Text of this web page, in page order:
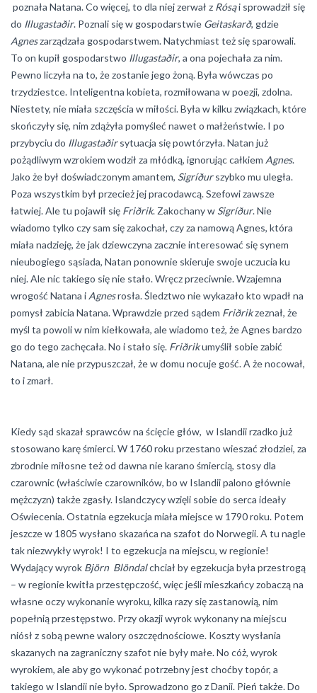
poznała Natana. Co więcej, to dla niej zerwał z Rósąi sprowadził się
do Illugastaðir. Poznali się w gospodarstwie Geitaskarð, gdzie
Agneszarządzała gospodarstwem. Natychmiast też się sparowali.
To on kupił gospodarstwo Illugastaðir, a ona pojechała za nim.
Pewno liczyła na to, że zostanie jego żoną. Była wówczas po
trzydziestce. Inteligentna kobieta, rozmiłowana w poezji, zdolna.
Niestety, nie miała szczęścia w miłości. Była w kilku związkach, które
skończyły się, nim zdążyła pomyśleć nawet o małżeństwie. I po
przybyciu do Illugastaðirsytuacja się powtórzyła. Natan już
pożądliwym wzrokiem wodził za młódką, ignorując całkiem Agnes.
Jako że był doświadczonym amantem, Sigríðurszybko mu uległa.
Poza wszystkim był przecież jej pracodawcą. Szefowi zawsze
łatwiej. Ale tu pojawił się Friðrik. Zakochany w Sigríður. Nie
wiadomo tylko czy sam się zakochał, czy za namową Agnes, która
miała nadzieję, że jak dziewczyna zacznie interesować się synem
nieubogiego sąsiada, Natan ponownie skieruje swoje uczucia ku
niej. Ale nic takiego się nie stało. Wręcz przeciwnie. Wzajemna
wrogość Natana i Agnesrosła. Śledztwo nie wykazało kto wpadł na
pomysł zabicia Natana. Wprawdzie przed sądem Friðrikzeznał, że
myśl ta powoli w nim kiełkowała, ale wiadomo też, że Agnes bardzo
go do tego zachęcała. No i stało się. Friðrikumyślił sobie zabić
Natana, ale nie przypuszczał, że w domu nocuje gość. A że nocował,
to i zmarł.
Kiedy sąd skazał sprawców na ścięcie głów, w Islandii rzadko już
stosowano karę śmierci. W 1760 roku przestano wieszać złodziei, za
zbrodnie miłosne też od dawna nie karano śmiercią, stosy dla
czarownic (właściwie czarowników, bo w Islandii palono głównie
mężczyzn) także zgasły. Islandczycy wzięli sobie do serca ideały
Oświecenia. Ostatnia egzekucja miała miejsce w 1790 roku. Potem
jeszcze w 1805 wysłano skazańca na szafot do Norwegii. A tu nagle
tak niezwykły wyrok! I to egzekucja na miejscu, w regionie!
Wydający wyrok Björn Blöndalchciał by egzekucja była przestrogą
– w regionie kwitła przestępczość, więc jeśli mieszkańcy zobaczą na
własne oczy wykonanie wyroku, kilka razy się zastanowią, nim
popełnią przestępstwo. Przy okazji wyrok wykonany na miejscu
niósł z sobą pewne walory oszczędnościowe. Koszty wysłania
skazanych na zagraniczny szafot nie były małe. No cóż, wyrok
wyrokiem, ale aby go wykonać potrzebny jest choćby topór, a
takiego w Islandii nie było. Sprowadzono go z Danii. Pień także. Do